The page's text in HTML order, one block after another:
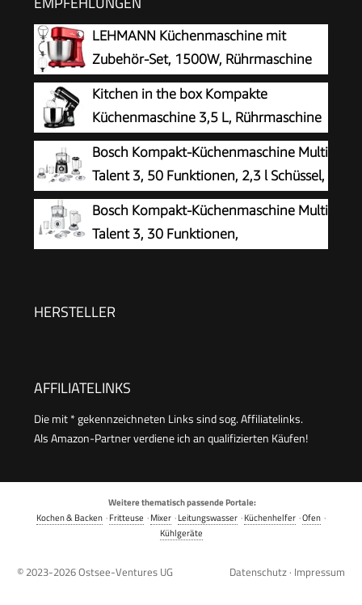
LEHMANN Küchenmaschine mit
Zubehör-Set, 1500W, Rührmaschine
mit 12 Geschwindigkeiten, 5L
Rührschüssel, Überhitzungsschutz, Rutschfest,
Knetmaschine mit 3 Rühreinsätze und
Spritzschutz, Rot
Kitchen in the box Kompakte
Küchenmaschine 3,5 L, Rührmaschine
& Knetmaschine mit 10
Geschwindigkeiten, Leichte Teigmaschine mit
Knethaken, Rührhaken & Schneebesen, ideal für
kleine Küchen,Schwarz
Bosch Kompakt-Küchenmaschine Multi
Talent 3, 50 Funktionen, 2,3 l Schüssel,
Mixer, spülmaschinengeeignet,
Universalzerkleinerer, kleine Küchenmaschine,
800 Watt, schwarz/Edelstahl, MCM3501M
Bosch Kompakt-Küchenmaschine Multi
Talent 3, 30 Funktionen,
weiß, 800 W, kleine Küchenmaschine,
HERSTELLER
AFFILIATELINKS
Die mit * gekennzeichneten Links sind sog. Affiliatelinks.
Als Amazon-Partner verdiene ich an qualifizierten Käufen!
Weitere thematisch passende Portale:
Kochen & Backen ·Fritteuse ·Mixer ·Leitungswasser ·Küchenhelfer ·Ofen ·
Kühlgeräte
© 2023-2026Ostsee-Ventures UG Datenschutz · Impressum